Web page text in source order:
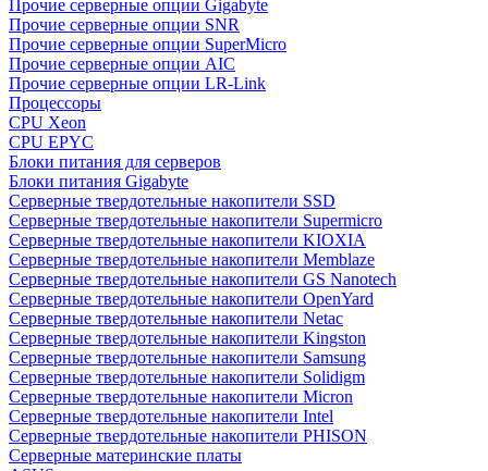
Прочие серверные опции Gigabyte
Прочие серверные опции SNR
Прочие серверные опции SuperMicro
Прочие серверные опции AIC
Прочие серверные опции LR-Link
Процессоры
CPU Xeon
CPU EPYC
Блоки питания для серверов
Блоки питания Gigabyte
Серверные твердотельные накопители SSD
Cерверные твердотельные накопители Supermicro
Cерверные твердотельные накопители KIOXIA
Cерверные твердотельные накопители Memblaze
Cерверные твердотельные накопители GS Nanotech
Серверные твердотельные накопители OpenYard
Серверные твердотельные накопители Netac
Cерверные твердотельные накопители Kingston
Cерверные твердотельные накопители Samsung
Cерверные твердотельные накопители Solidigm
Cерверные твердотельные накопители Micron
Cерверные твердотельные накопители Intel
Cерверные твердотельные накопители PHISON
Серверные материнские платы